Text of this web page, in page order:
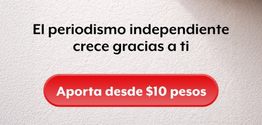
Testigo del magnicidio
El 23 de marzo de 1994, Haro fue testigo del asesinato del
candidato presidencial del PRI, Luis Donaldo Colosio, en
Tijuana. El periodista mexicalense fue de los pocos que
con su pluma y cámara fotográfica documentó el último
mitin de Colosio.